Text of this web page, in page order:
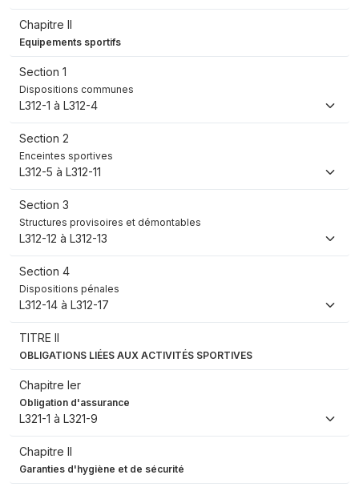
Chapitre II
Equipements sportifs
Section 1
Dispositions communes
L312-1 à L312-4
Section 2
Enceintes sportives
L312-5 à L312-11
Section 3
Structures provisoires et démontables
L312-12 à L312-13
Section 4
Dispositions pénales
L312-14 à L312-17
TITRE II
OBLIGATIONS LIÉES AUX ACTIVITÉS SPORTIVES
Chapitre Ier
Obligation d'assurance
L321-1 à L321-9
Chapitre II
Garanties d'hygiène et de sécurité